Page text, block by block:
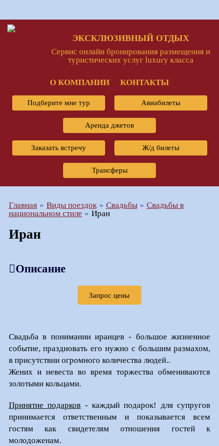
ЭКСКЛЮЗИВНЫЙ ОТДЫХ
Сервис онлайн бронирования размещения и
туристических услуг luxury класса
О КОМПАНИИ КОНТАКТЫ
Подберите мне тур Авиабилеты
Аренда джетов
Заказать встречу Ж/д билеты
Трансферы
Главная Виды поездок Свадьбы
Свадьбы в
национальном стиле
Иран
Иран
Описание
Запрос цены
Свадьба в понимании иранцев - большое жизненное
событие, праздновать его нужно с большим размахом,
в присутствии огромного количества людей..
Жених и невеста во время торжества обмениваются
золотыми кольцами.
Принятие подарков - каждый подарок! для супругов
принимается ответственным и показывается всем
гостям как свидетелям отношения гостей к
молодоженам.